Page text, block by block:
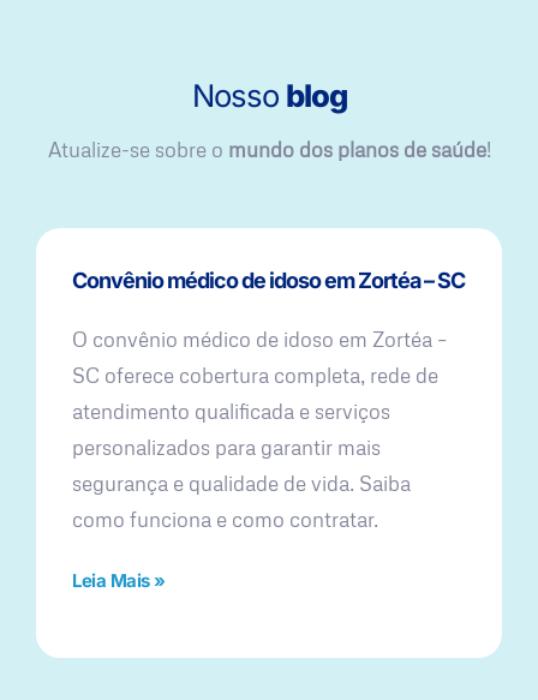
Nosso blog
Atualize-se sobre o mundo dos planos de saúde!
Convênio médico de idoso em Zortéa – SC
O convênio médico de idoso em Zortéa –
SC oferece cobertura completa, rede de
atendimento qualificada e serviços
personalizados para garantir mais
segurança e qualidade de vida. Saiba
como funciona e como contratar.
Leia Mais »